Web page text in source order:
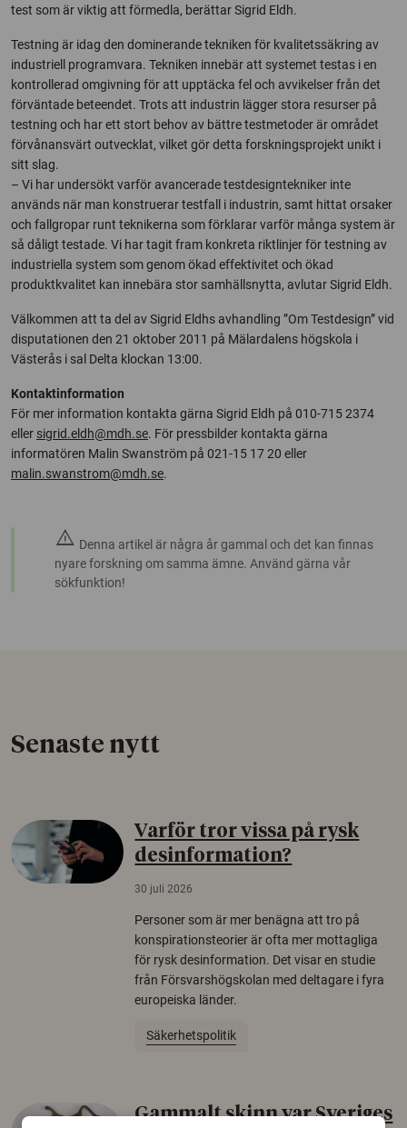
test som är viktig att förmedla, berättar Sigrid Eldh.
Testning är idag den dominerande tekniken för kvalitetssäkring av
industriell programvara. Tekniken innebär att systemet testas i en
kontrollerad omgivning för att upptäcka fel och avvikelser från det
förväntade beteendet. Trots att industrin lägger stora resurser på
testning och har ett stort behov av bättre testmetoder är området
förvånansvärt outvecklat, vilket gör detta forskningsprojekt unikt i
sitt slag.
– Vi har undersökt varför avancerade testdesigntekniker inte
används när man konstruerar testfall i industrin, samt hittat orsaker
och fallgropar runt teknikerna som förklarar varför många system är
så dåligt testade. Vi har tagit fram konkreta riktlinjer för testning av
industriella system som genom ökad effektivitet och ökad
produktkvalitet kan innebära stor samhällsnytta, avlutar Sigrid Eldh.
Välkommen att ta del av Sigrid Eldhs avhandling ”Om Testdesign” vid
disputationen den 21 oktober 2011 på Mälardalens högskola i
Västerås i sal Delta klockan 13:00.
Kontaktinformation
För mer information kontakta gärna Sigrid Eldh på 010-715 2374
eller sigrid.eldh@mdh.se. För pressbilder kontakta gärna
informatören Malin Swanström på 021-15 17 20 eller
malin.swanstrom@mdh.se.
warning Denna artikel är några år gammal och det kan finnas
nyare forskning om samma ämne. Använd gärna vår
sökfunktion!
Senaste nytt
Varför tror vissa på rysk
desinformation?
30 juli 2026
Personer som är mer benägna att tro på
konspirationsteorier är ofta mer mottagliga
för rysk desinformation. Det visar en studie
från Försvarshögskolan med deltagare i fyra
europeiska länder.
Säkerhetspolitik
Gammalt skinn var Sveriges